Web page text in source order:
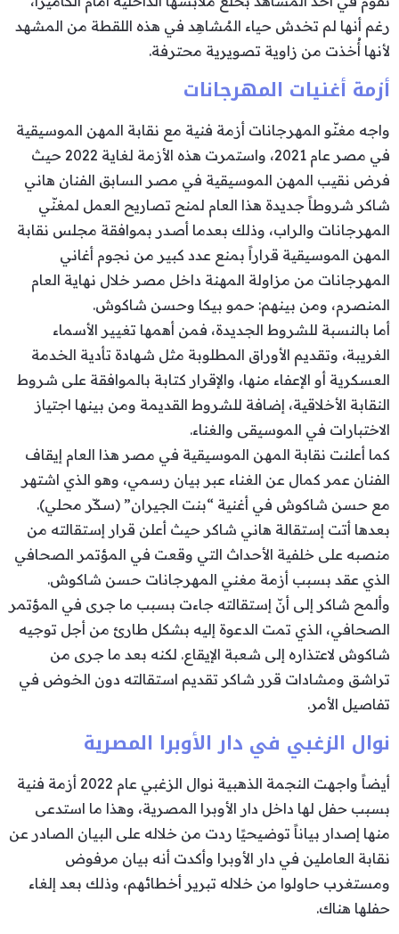
رغم أنها لم تخدش حياء المُشاهِد في هذه اللقطة من المشهد
لأنها أُخذت من زاوية تصويرية محترفة.
أزمة أغنيات المهرجانات
واجه مغنّو المهرجانات أزمة فنية مع نقابة المهن الموسيقية
في مصر عام 2021، واستمرت هذه الأزمة لغاية 2022 حيث
فرض نقيب المهن الموسيقية في مصر السابق الفنان هاني
شاكر شروطاً جديدة هذا العام لمنح تصاريح العمل لمغنّي
المهرجانات والراب، وذلك بعدما أصدر بموافقة مجلس نقابة
المهن الموسيقية قراراً بمنع عدد كبير من نجوم أغاني
المهرجانات من مزاولة المهنة داخل مصر خلال نهاية العام
المنصرم، ومن بينهم: حمو بيكا وحسن شاكوش.
أما بالنسبة للشروط الجديدة، فمن أهمها تغيير الأسماء
الغريبة، وتقديم الأوراق المطلوبة مثل شهادة تأدية الخدمة
العسكرية أو الإعفاء منها، والإقرار كتابة بالموافقة على شروط
النقابة الأخلاقية، إضافة للشروط القديمة ومن بينها اجتياز
الاختبارات في الموسيقى والغناء.
كما أعلنت نقابة المهن الموسيقية في مصر هذا العام إيقاف
الفنان عمر كمال عن الغناء عبر بيان رسمي، وهو الذي اشتهر
مع حسن شاكوش في أغنية “بنت الجيران” (سكّر محلي).
بعدها أتت إستقالة هاني شاكر حيث أعلن قرار إستقالته من
منصبه على خلفية الأحداث التي وقعت في المؤتمر الصحافي
الذي عقد بسبب أزمة مغني المهرجانات حسن شاكوش.
وألمح شاكر إلى أنّ إستقالته جاءت بسبب ما جرى في المؤتمر
الصحافي، الذي تمت الدعوة إليه بشكل طارئ من أجل توجيه
شاكوش لاعتذاره إلى شعبة الإيقاع. لكنه بعد ما جرى من
تراشق ومشادات قرر شاكر تقديم استقالته دون الخوض في
تفاصيل الأمر.
نوال الزغبي في دار الأوبرا المصرية
أيضاً واجهت النجمة الذهبية نوال الزغبي عام 2022 أزمة فنية
بسبب حفل لها داخل دار الأوبرا المصرية، وهذا ما استدعى
منها إصدار بياناً توضيحيًا ردت من خلاله على البيان الصادر عن
نقابة العاملين في دار الأوبرا وأكدت أنه بيان مرفوض
ومستغرب حاولوا من خلاله تبرير أخطائهم، وذلك بعد إلغاء
حفلها هناك.